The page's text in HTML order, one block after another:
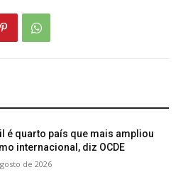
é quarto país que mais ampliou
internacional, diz OCDE
de 2026